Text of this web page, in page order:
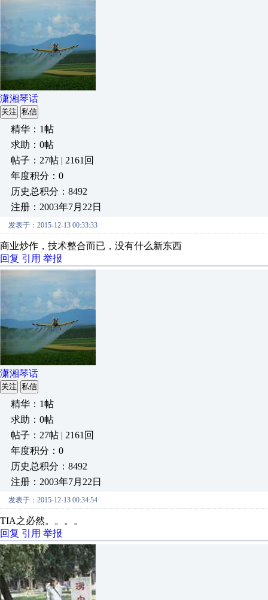
潇湘琴话
关注 私信
精华：1帖
求助：0帖
帖子：27帖 | 2161回
年度积分：0
历史总积分：8492
注册：2003年7月22日
发表于：2015-12-13 00:33:33
商业炒作，技术整合而已，没有什么新东西
回复 引用 举报
潇湘琴话
关注 私信
精华：1帖
求助：0帖
帖子：27帖 | 2161回
年度积分：0
历史总积分：8492
注册：2003年7月22日
发表于：2015-12-13 00:34:54
TIA之必然。。。。
回复 引用 举报